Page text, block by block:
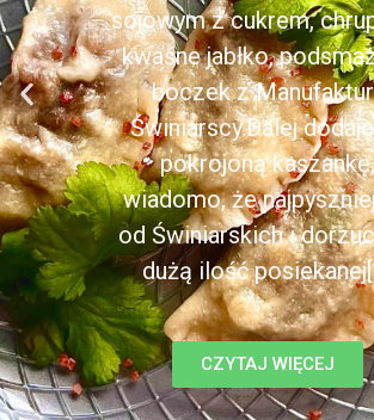
sojowym z cukrem,
kwaśne jabłko,
boczek z
Świniarscy.Dalej
pokrojoną kaszankę,
wiadomo, że
od Świniarskich i
dużą ilość
CZYTAJ WIĘCEJ